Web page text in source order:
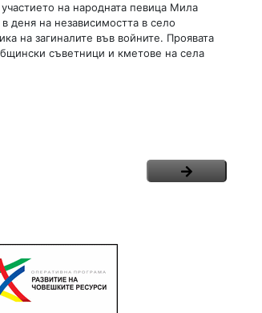
на народната певица Мила
деня на независимостта в село
на загиналите във войните. Проявата
съветници и кметове на села